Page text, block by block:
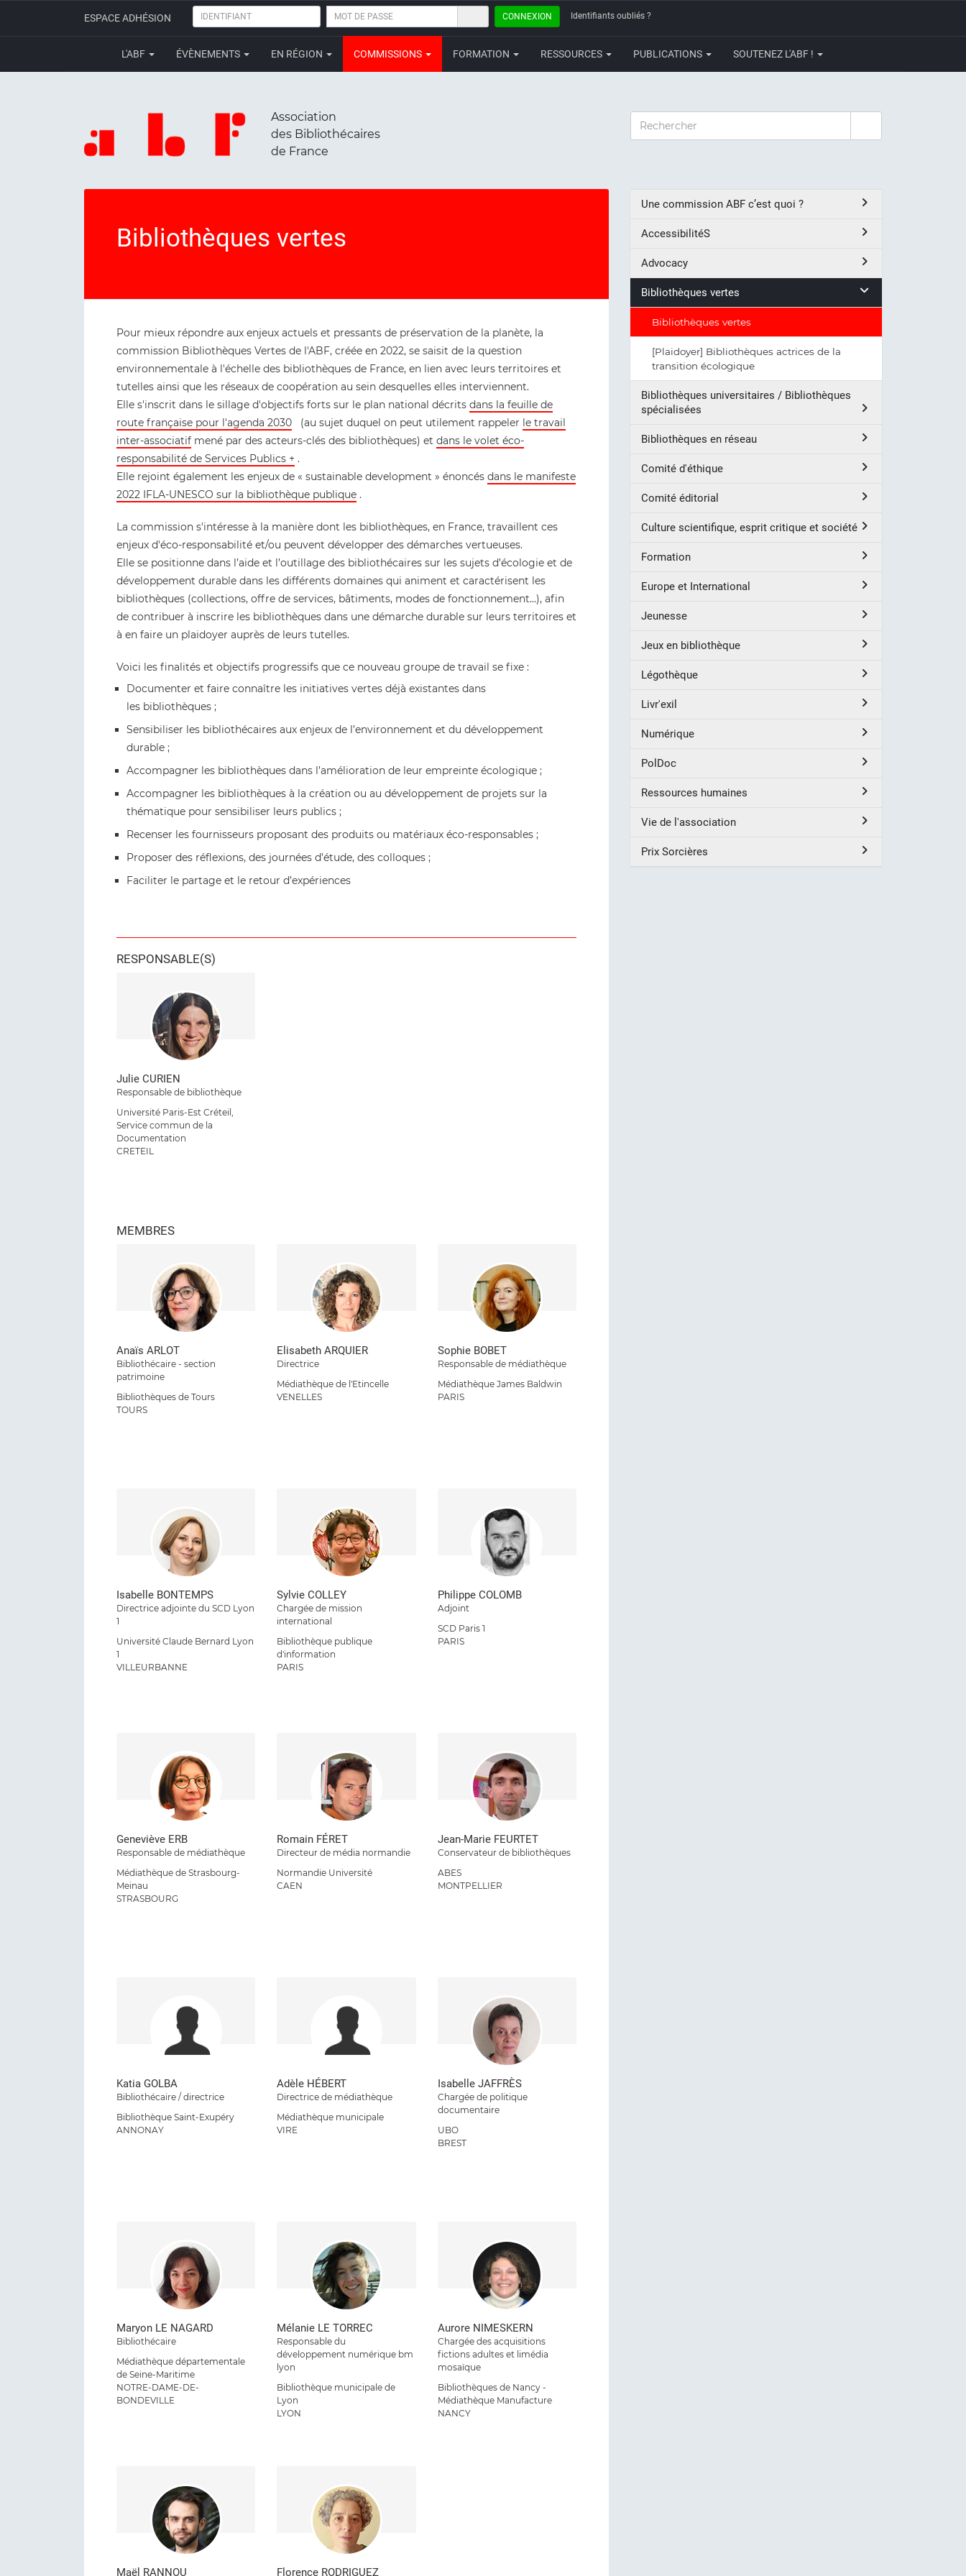
ESPACE ADHÉSION IDENTIFIANT
MOT
PASSE
CONNEXION Identifiants oubliés ?
L'ABF ÉVÈNEMENTS EN RÉGION COMMISSIONS FORMATION RESSOURCES PUBLICATIONS SOUTENEZ L'ABF !
Association
des Bibliothécaires
de France
RECHERCHER
Bibliothèques vertes
Pour mieux répondre aux enjeux actuels et pressants de préservation de la planète, la
commission Bibliothèques Vertes de l'ABF, créée en 2022, se saisit de la question
environnementale à l'échelle des bibliothèques de France, en lien avec leurs territoires et
tutelles ainsi que les réseaux de coopération au sein desquelles elles interviennent.
Elle s'inscrit dans le sillage d'objectifs forts sur le plan national décrits dans la feuille de
route française pour l'agenda 2030 (au sujet duquel on peut utilement rappeler le travail
inter-associatif mené par des acteurs-clés des bibliothèques) et dans le volet éco-
responsabilité de Services Publics + .
Elle rejoint également les enjeux de « sustainable development » énoncés dans le manifeste
2022 IFLA-UNESCO sur la bibliothèque publique .
La commission s'intéresse à la manière dont les bibliothèques, en France, travaillent ces
enjeux d'éco-responsabilité et/ou peuvent développer des démarches vertueuses.
Elle se positionne dans l’aide et l’outillage des bibliothécaires sur les sujets d’écologie et de
développement durable dans les différents domaines qui animent et caractérisent les
bibliothèques (collections, offre de services, bâtiments, modes de fonctionnement…), afin
de contribuer à inscrire les bibliothèques dans une démarche durable sur leurs territoires et
à en faire un plaidoyer auprès de leurs tutelles.
Voici les finalités et objectifs progressifs que ce nouveau groupe de travail se fixe :
Documenter et faire connaître les initiatives vertes déjà existantes dans
les bibliothèques ;
Sensibiliser les bibliothécaires aux enjeux de l’environnement et du développement
durable ;
Accompagner les bibliothèques dans l’amélioration de leur empreinte écologique ;
Accompagner les bibliothèques à la création ou au développement de projets sur la
thématique pour sensibiliser leurs publics ;
Recenser les fournisseurs proposant des produits ou matériaux éco-responsables ;
Proposer des réflexions, des journées d’étude, des colloques ;
Faciliter le partage et le retour d’expériences
RESPONSABLE(S)
Julie CURIEN
Responsable de bibliothèque
Université Paris-Est Créteil,
Service commun de la
Documentation
CRETEIL
MEMBRES
Anaïs ARLOT
Bibliothécaire - section
patrimoine
Bibliothèques de Tours
TOURS
Elisabeth ARQUIER
Directrice
Médiathèque de l'Etincelle
VENELLES
Sophie BOBET
Responsable de médiathèque
Médiathèque James Baldwin
PARIS
Isabelle BONTEMPS
Directrice adjointe du SCD Lyon
1
Université Claude Bernard Lyon
1
VILLEURBANNE
Sylvie COLLEY
Chargée de mission
international
Bibliothèque publique
d'information
PARIS
Philippe COLOMB
Adjoint
SCD Paris 1
PARIS
Geneviève ERB
Responsable de médiathèque
Médiathèque de Strasbourg-
Meinau
STRASBOURG
Romain FÉRET
Directeur de média normandie
Normandie Université
CAEN
Jean-Marie FEURTET
Conservateur de bibliothèques
ABES
MONTPELLIER
Katia GOLBA
Bibliothécaire / directrice
Bibliothèque Saint-Exupéry
ANNONAY
Adèle HÉBERT
Directrice de médiathèque
Médiathèque municipale
VIRE
Isabelle JAFFRÈS
Chargée de politique
documentaire
UBO
BREST
Maryon LE NAGARD
Bibliothécaire
Médiathèque départementale
de Seine-Maritime
NOTRE-DAME-DE-
BONDEVILLE
Mélanie LE TORREC
Responsable du
développement numérique bm
lyon
Bibliothèque municipale de
Lyon
LYON
Aurore NIMESKERN
Chargée des acquisitions
fictions adultes et limédia
mosaïque
Bibliothèques de Nancy -
Médiathèque Manufacture
NANCY
Maël RANNOU Florence RODRIGUEZ
Une commission ABF c’est quoi ?
AccessibilitéS
Advocacy
Bibliothèques vertes
Bibliothèques vertes
[Plaidoyer] Bibliothèques actrices de la
transition écologique
Bibliothèques universitaires / Bibliothèques
spécialisées
Bibliothèques en réseau
Comité d'éthique
Comité éditorial
Culture scientifique, esprit critique et société
Formation
Europe et International
Jeunesse
Jeux en bibliothèque
Légothèque
Livr'exil
Numérique
PolDoc
Ressources humaines
Vie de l'association
Prix Sorcières